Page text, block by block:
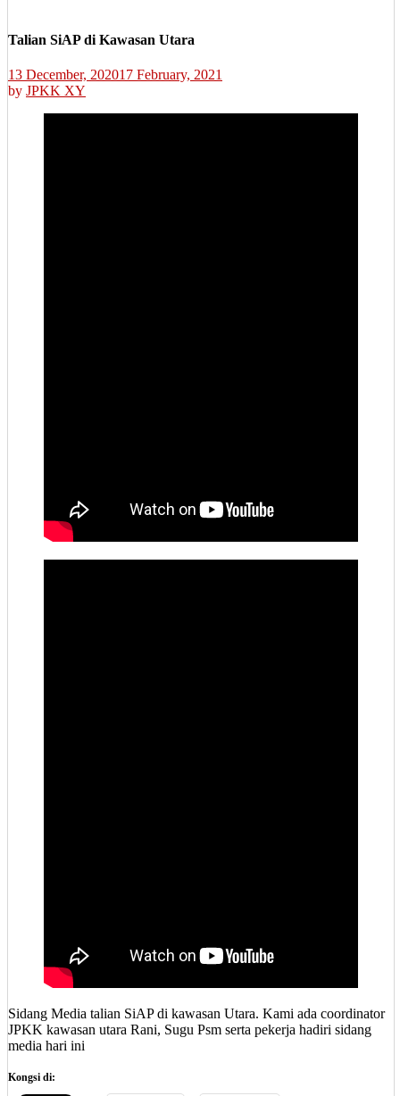
Talian SiAP di Kawasan Utara
13 December, 202017 February, 2021
by JPKK XY
Sidang Media talian SiAP di kawasan Utara. Kami ada coordinator
JPKK kawasan utara Rani, Sugu Psm serta pekerja hadiri sidang
media hari ini
Kongsi di: